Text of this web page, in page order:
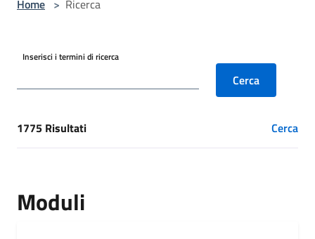
Home > Ricerca
Inserisci i termini di ricerca
Cerca
[results] Risultati
1775 Risultati Cerca
Moduli